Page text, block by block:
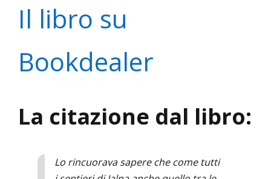
Il libro su
Bookdealer
La citazione dal libro:
Lo rincuorava sapere che come tutti